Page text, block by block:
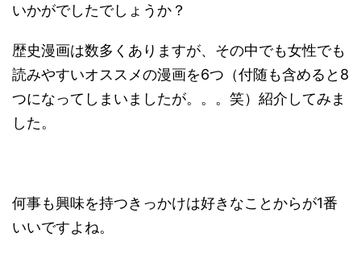
いかがでしたでしょうか？
歴史漫画は数多くありますが、その中でも女性でも
読みやすいオススメの漫画を6つ（付随も含めると8
つになってしまいましたが。。。笑）紹介してみま
した。
何事も興味を持つきっかけは好きなことからが1番
いいですよね。